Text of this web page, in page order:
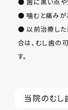
● 噛むと痛みが
● 以前治療した
合は、むし歯の
す。
当院のむ